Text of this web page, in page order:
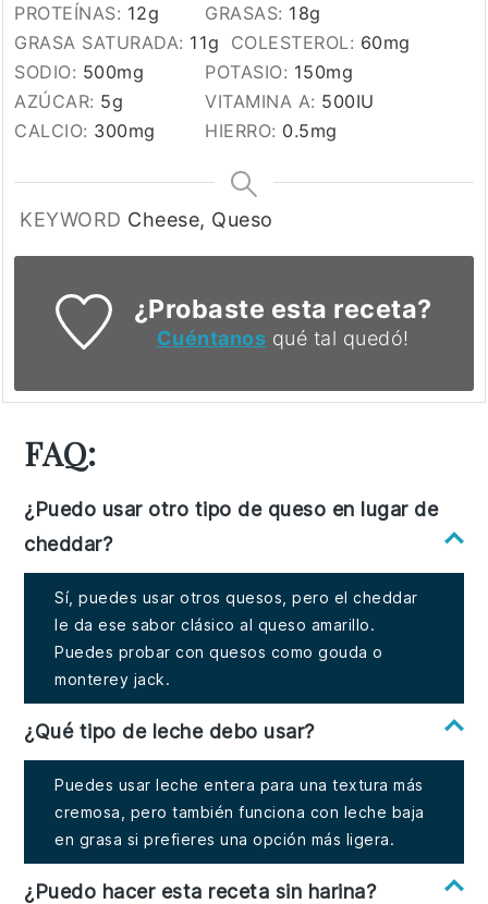
PROTEÍNAS: 12g GRASAS: 18g
GRASA SATURADA: 11g COLESTEROL: 60mg
SODIO: 500mg POTASIO: 150mg
AZÚCAR: 5g VITAMINA A: 500IU
CALCIO: 300mg HIERRO: 0.5mg
KEYWORD Cheese, Queso
¿Probaste esta receta?
Cuéntanos qué tal quedó!
FAQ:
¿Puedo usar otro tipo de queso en lugar de
cheddar?
Sí, puedes usar otros quesos, pero el cheddar
le da ese sabor clásico al queso amarillo.
Puedes probar con quesos como gouda o
monterey jack.
¿Qué tipo de leche debo usar?
Puedes usar leche entera para una textura más
cremosa, pero también funciona con leche baja
en grasa si prefieres una opción más ligera.
¿Puedo hacer esta receta sin harina?